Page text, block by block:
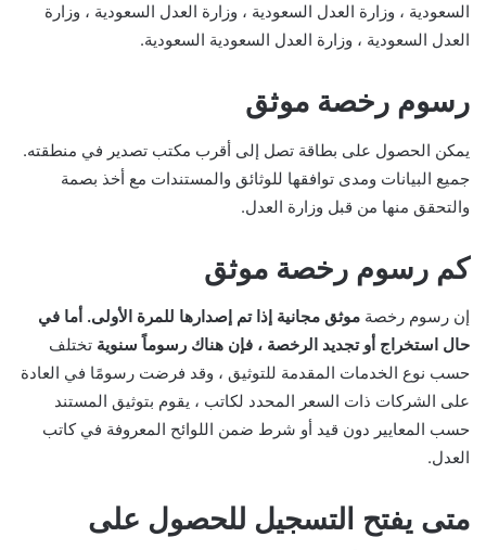
السعودية ، وزارة العدل السعودية ، وزارة العدل السعودية ، وزارة
العدل السعودية ، وزارة العدل السعودية السعودية.
رسوم رخصة موثق
يمكن الحصول على بطاقة تصل إلى أقرب مكتب تصدير في منطقته.
جميع البيانات ومدى توافقها للوثائق والمستندات مع أخذ بصمة
والتحقق منها من قبل وزارة العدل.
كم رسوم رخصة موثق
إن رسوم رخصة موثق مجانية إذا تم إصدارها للمرة الأولى. أما في
حال استخراج أو تجديد الرخصة ، فإن هناك رسوماً سنوية تختلف
حسب نوع الخدمات المقدمة للتوثيق ، وقد فرضت رسومًا في العادة
على الشركات ذات السعر المحدد لكاتب ، يقوم بتوثيق المستند
حسب المعايير دون قيد أو شرط ضمن اللوائح المعروفة في كاتب
العدل.
متى يفتح التسجيل للحصول على